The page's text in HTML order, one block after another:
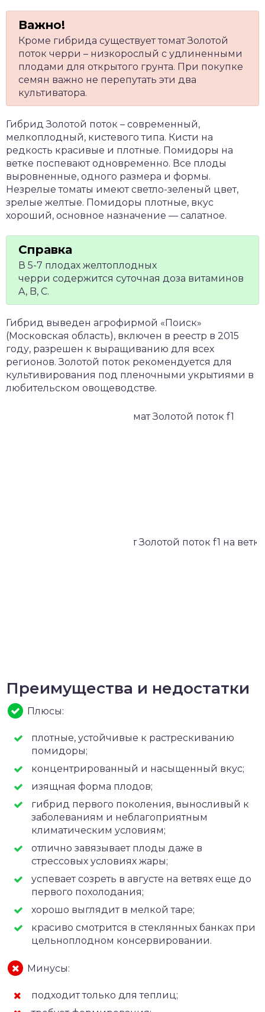
Кроме гибрида существует томат Золотой
поток черри – низкорослый с удлиненными
плодами для открытого грунта. При покупке
семян важно не перепутать эти два
культиватора.
Гибрид Золотой поток – современный,
мелкоплодный, кистевого типа. Кисти на
редкость красивые и плотные. Помидоры на
ветке поспевают одновременно. Все плоды
выровненные, одного размера и формы.
Незрелые томаты имеют светло-зеленый цвет,
зрелые желтые. Помидоры плотные, вкус
хороший, основное назначение — салатное.
В 5-7 плодах желтоплодных
черри содержится суточная доза витаминов
A, B, C.
Гибрид выведен агрофирмой «Поиск»
(Московская область), включен в реестр в 2015
году, разрешен к выращиванию для всех
регионов. Золотой поток рекомендуется для
культивирования под пленочными укрытиями в
любительском овощеводстве.
Преимущества и недостатки
Плюсы:
плотные, устойчивые к растрескиванию
помидоры;
концентрированный и насыщенный вкус;
изящная форма плодов;
гибрид первого поколения, выносливый к
заболеваниям и неблагоприятным
климатическим условиям;
отлично завязывает плоды даже в
стрессовых условиях жары;
успевает созреть в августе на ветвях еще до
первого похолодания;
хорошо выглядит в мелкой таре;
красиво смотрится в стеклянных банках при
цельноплодном консервировании.
Минусы:
подходит только для теплиц;